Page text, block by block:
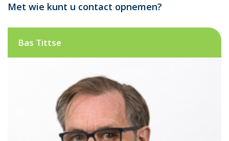
Met wie kunt u contact opnemen?
Bas Tittse